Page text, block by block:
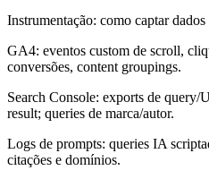
Instrumentação: como captar dados
GA4: eventos custom de scroll,
conversões, content groupings.
Search Console: exports de
result; queries de marca/autor.
Logs de prompts: queries IA
citações e domínios.